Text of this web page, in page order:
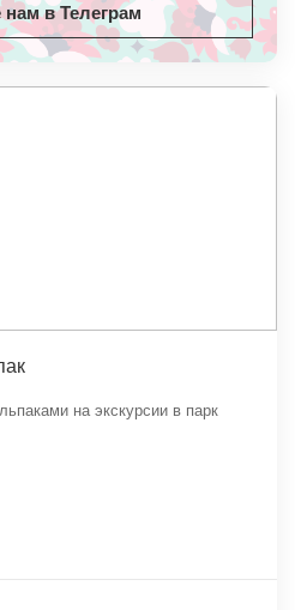
на экскурсии в парк
в Телеграм